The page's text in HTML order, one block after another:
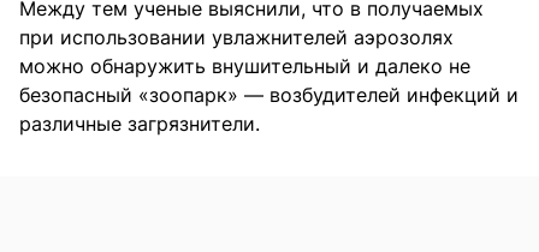
Между тем ученые выяснили, что в получаемых
при использовании увлажнителей аэрозолях
можно обнаружить внушительный и далеко не
безопасный «зоопарк» — возбудителей инфекций и
различные загрязнители.